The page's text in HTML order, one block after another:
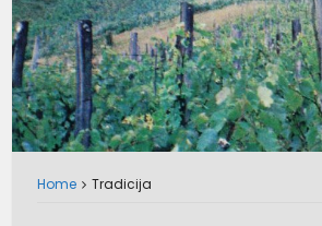
Home Tradicija